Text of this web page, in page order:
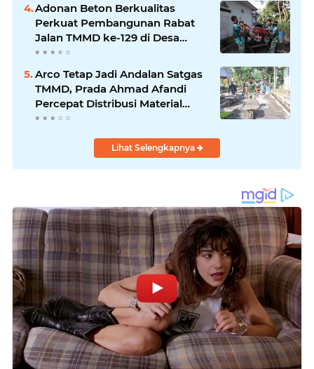
Adonan Beton Berkualitas
Perkuat Pembangunan Rabat
Jalan TMMD ke-129 di Desa
Ledoktempuro
Arco Tetap Jadi Andalan Satgas
TMMD, Prada Ahmad Afandi
Percepat Distribusi Material
Pengecoran
Lihat Selengkapnya